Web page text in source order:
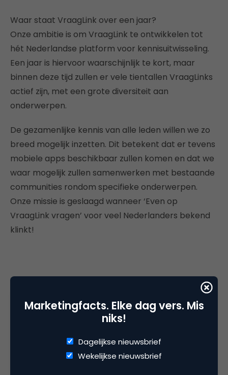
Waar staat VraagLink over een jaar?
Onze ambitie is om VraagLink te ontwikkelen tot
hét Nederlandse platform voor kennisuitwisseling.
Een jaar is hiervoor waarschijnlijk te kort, maar
binnen deze tijd zullen er vele tientallen VraagLinks
actief zijn, met een grote diversiteit aan
onderwerpen.
De gezamenlijke kennis van alle leden willen we zo
breed mogelijk inzetten. Dit betekent dat er tevens
mobiele apps beschikbaar zullen komen en dat we
waar mogelijk zullen samenwerken met bestaande
communities rondom specifieke onderwerpen.
Onze missie is geslaagd wanneer ‘Even op
VraagLink vragen’ voor veel Nederlanders bekend
klinkt!
Kopieer link
Marketingfacts. Elke dag vers. Mis
niks!
Dagelijkse nieuwsbrief
Wekelijkse nieuwsbrief